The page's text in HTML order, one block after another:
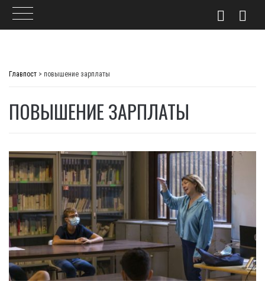
Главпост > повышение зарплаты
ПОВЫШЕНИЕ ЗАРПЛАТЫ